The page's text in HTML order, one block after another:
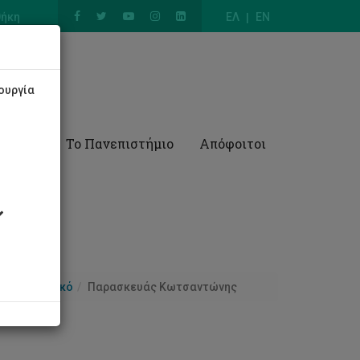
ΕΛ EN
Το Πανεπιστήμιο Απόφοιτοι
Προσωπικό Παρασκευάς Κωτσαντώνης